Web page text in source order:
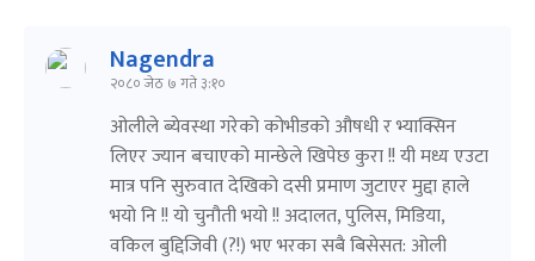
Nagendra
२०८० जेठ ७ गते ३:१०
ओलीले ब्येवस्था गरेको कोभीडको औषधी र भ्याक्सिन
लिएर ज्यान बचाएको मान्छेले खिपेछ कुरा !! यी मध्य एउटा
मात्र पनि सुरुवात देखिको दसी प्रमाण जुटाएर मुद्दा हाले
भयो नि !! यो चुनौती भयो !! अदालत, पुलिस, मिडिया,
वकिल बुद्दिजिवी (?!) भए भरका सबै बिसेसत: ओली